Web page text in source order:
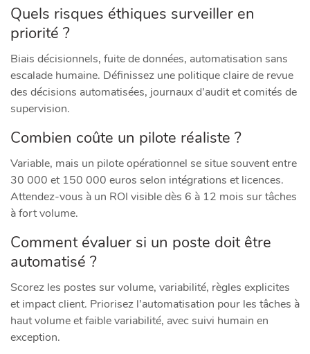
Quels risques éthiques surveiller en
priorité ?
Biais décisionnels, fuite de données, automatisation sans
escalade humaine. Définissez une politique claire de revue
des décisions automatisées, journaux d’audit et comités de
supervision.
Combien coûte un pilote réaliste ?
Variable, mais un pilote opérationnel se situe souvent entre
30 000 et 150 000 euros selon intégrations et licences.
Attendez-vous à un ROI visible dès 6 à 12 mois sur tâches
à fort volume.
Comment évaluer si un poste doit être
automatisé ?
Scorez les postes sur volume, variabilité, règles explicites
et impact client. Priorisez l’automatisation pour les tâches à
haut volume et faible variabilité, avec suivi humain en
exception.